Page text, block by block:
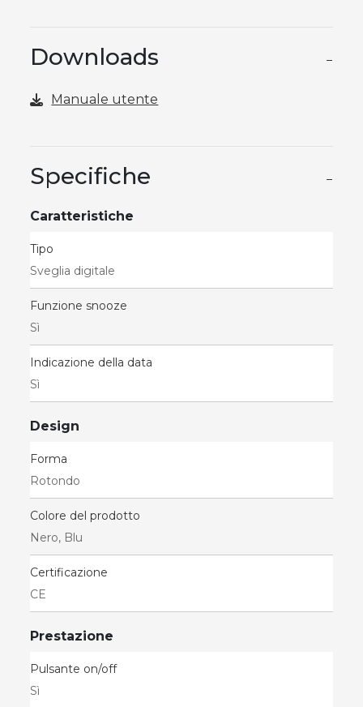
Downloads −
Manuale utente
Specifiche −
Caratteristiche
Tipo
Sveglia digitale
Funzione snooze
Sì
Indicazione della data
Sì
Design
Forma
Rotondo
Colore del prodotto
Nero, Blu
Certificazione
CE
Prestazione
Pulsante on/off
Sì